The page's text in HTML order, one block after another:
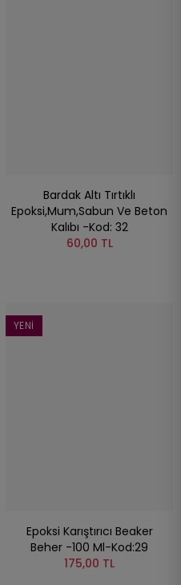
Bardak Altı Tırtıklı
Epoksi,Mum,Sabun Ve Beton
Kalıbı -Kod: 32
60,00 TL
YENI
Epoksi Karıştırıcı Beaker
Beher -100 Ml-Kod:29
175,00 TL